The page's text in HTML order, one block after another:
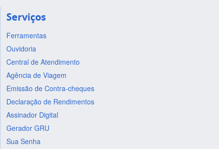
Serviços
Ferramentas
Ouvidoria
Central de Atendimento
Agência de Viagem
Emissão de Contra-cheques
Declaração de Rendimentos
Assinador Digital
Gerador GRU
Sua Senha